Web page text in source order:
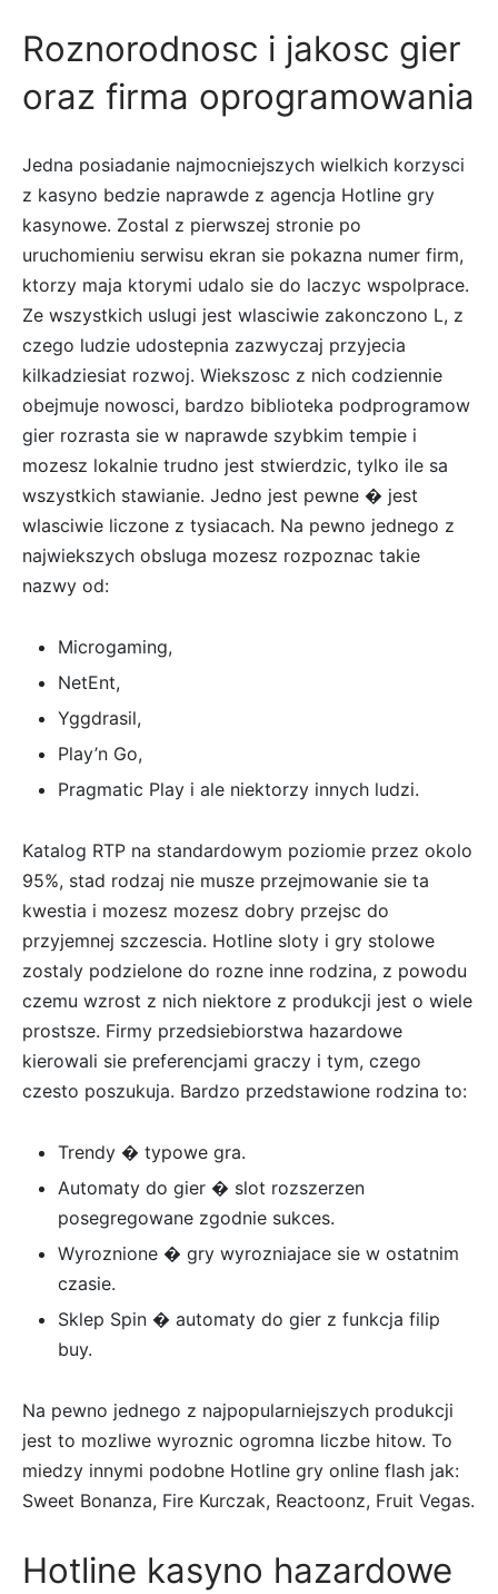
Roznorodnosc i jakosc gier
oraz firma oprogramowania
Jedna posiadanie najmocniejszych wielkich korzysci
z kasyno bedzie naprawde z agencja Hotline gry
kasynowe. Zostal z pierwszej stronie po
uruchomieniu serwisu ekran sie pokazna numer firm,
ktorzy maja ktorymi udalo sie do laczyc wspolprace.
Ze wszystkich uslugi jest wlasciwie zakonczono L, z
czego ludzie udostepnia zazwyczaj przyjecia
kilkadziesiat rozwoj. Wiekszosc z nich codziennie
obejmuje nowosci, bardzo biblioteka podprogramow
gier rozrasta sie w naprawde szybkim tempie i
mozesz lokalnie trudno jest stwierdzic, tylko ile sa
wszystkich stawianie. Jedno jest pewne � jest
wlasciwie liczone z tysiacach. Na pewno jednego z
najwiekszych obsluga mozesz rozpoznac takie
nazwy od:
Microgaming,
NetEnt,
Yggdrasil,
Play’n Go,
Pragmatic Play i ale niektorzy innych ludzi.
Katalog RTP na standardowym poziomie przez okolo
95%, stad rodzaj nie musze przejmowanie sie ta
kwestia i mozesz mozesz dobry przejsc do
przyjemnej szczescia. Hotline sloty i gry stolowe
zostaly podzielone do rozne inne rodzina, z powodu
czemu wzrost z nich niektore z produkcji jest o wiele
prostsze. Firmy przedsiebiorstwa hazardowe
kierowali sie preferencjami graczy i tym, czego
czesto poszukuja. Bardzo przedstawione rodzina to:
Trendy � typowe gra.
Automaty do gier � slot rozszerzen
posegregowane zgodnie sukces.
Wyroznione � gry wyrozniajace sie w ostatnim
czasie.
Sklep Spin � automaty do gier z funkcja filip
buy.
Na pewno jednego z najpopularniejszych produkcji
jest to mozliwe wyroznic ogromna liczbe hitow. To
miedzy innymi podobne Hotline gry online flash jak:
Sweet Bonanza, Fire Kurczak, Reactoonz, Fruit Vegas.
Hotline kasyno hazardowe